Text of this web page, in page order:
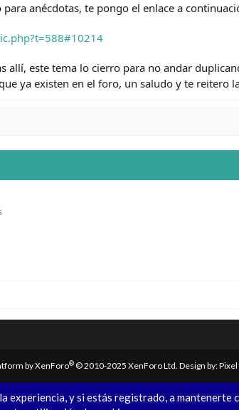
anécdotas, te pongo el enlace a
allí, este tema lo cierro para no andar
ya existen en el foro, un saludo y te reitero
by XenForo® © 2010-2025 XenForo Ltd. Design by:Pixel
experiencia, y si estás registrado, a mantenerte